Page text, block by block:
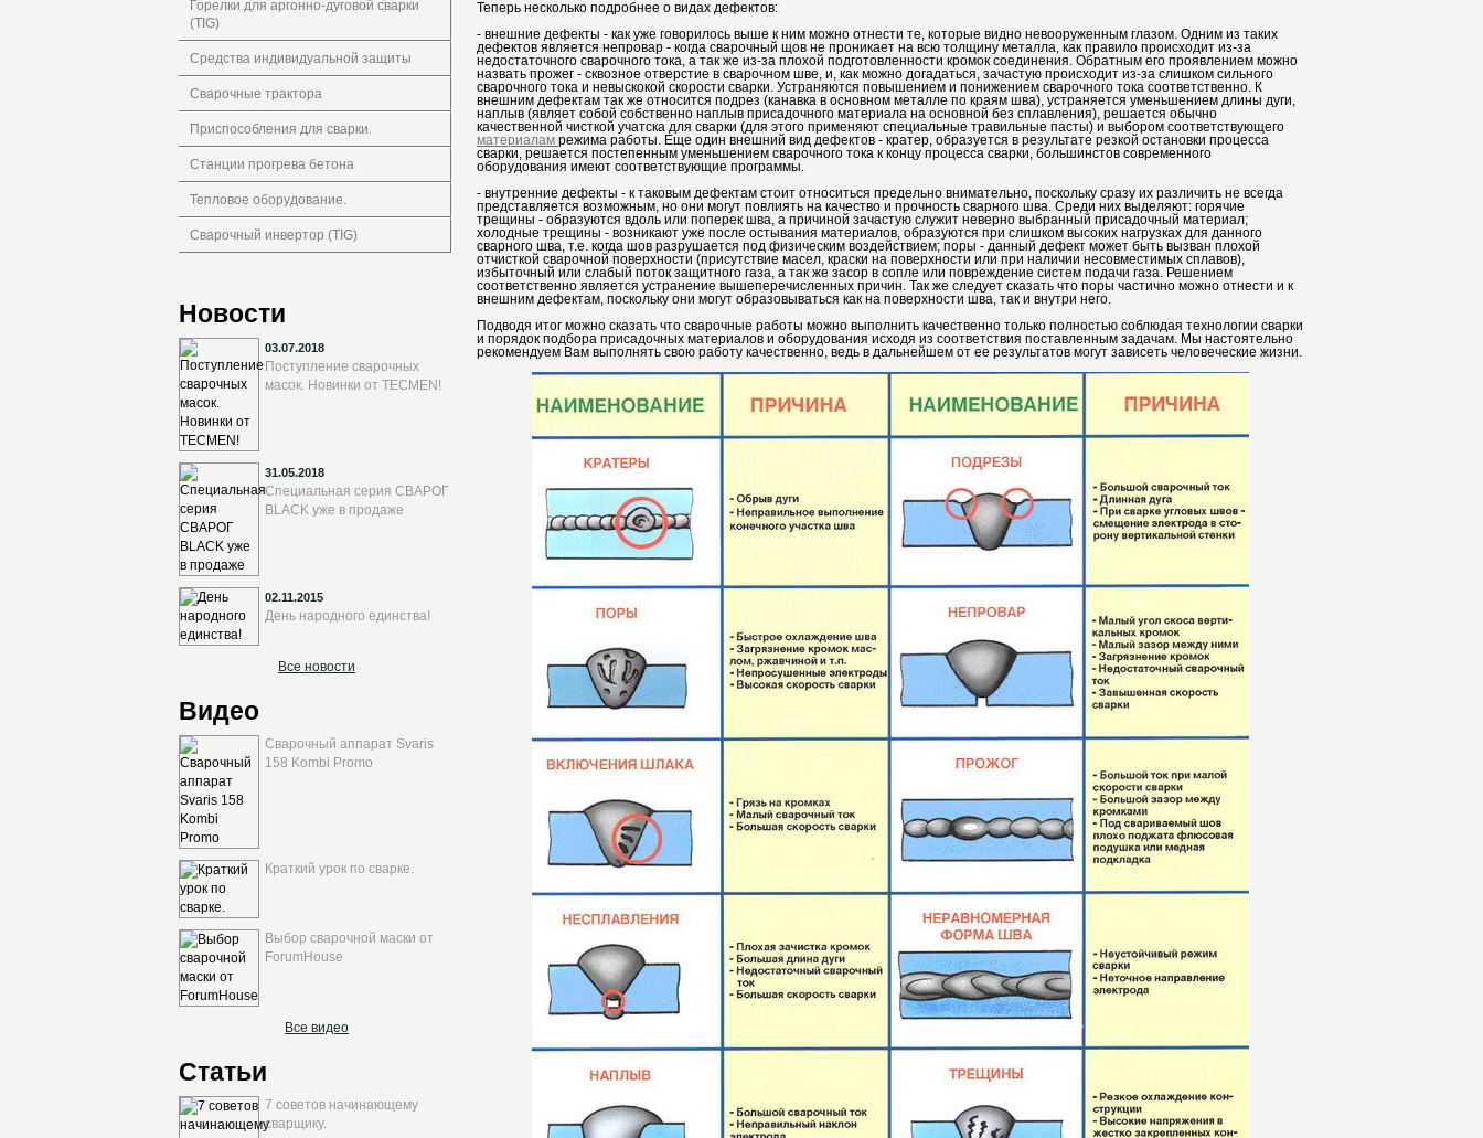
Горелки для аргонно-дуговой сварки
(TIG)
Средства индивидуальной защиты
Сварочные трактора
Приспособления для сварки.
Станции прогрева бетона
Тепловое оборудование.
Сварочный инвертор (TIG)
Новости
03.07.2018
Поступление сварочных
масок. Новинки от TECMEN!
31.05.2018
Специальная серия СВАРОГ
BLACK уже в продаже
02.11.2015
День народного единства!
Все новости
Видео
Сварочный аппарат Svaris
158 Kombi Promo
Краткий урок по сварке.
Выбор сварочной маски от
ForumHouse
Все видео
Статьи
7 советов начинающему
сварщику.
Теперь несколько подробнее о видах дефектов:
- внешние дефекты - как уже говорилось выше к ним можно отнести те, которые видно невооруженным глазом. Одним из таких
дефектов является непровар - когда сварочный щов не проникает на всю толщину металла, как правило происходит из-за
недостаточного сварочного тока, а так же из-за плохой подготовленности кромок соединения. Обратным его проявлением можно
назвать прожег - сквозное отверстие в сварочном шве, и, как можно догадаться, зачастую происходит из-за слишком сильного
сварочного тока и невыскокой скорости сварки. Устраняются повышением и понижением сварочного тока соответственно. К
внешним дефектам так же относится подрез (канавка в основном металле по краям шва), устраняется уменьшением длины дуги,
наплыв (являет собой собственно наплыв присадочного материала на основной без сплавления), решается обычно
качественной чисткой учатска для сварки (для этого применяют специальные травильные пасты) и выбором соответствующего
материалам режима работы. Еще один внешний вид дефектов - кратер, образуется в результате резкой остановки процесса
сварки, решается постепенным уменьшением сварочного тока к концу процесса сварки, большинстов современного
оборудования имеют соответствующие программы.
- внутренние дефекты - к таковым дефектам стоит относиться предельно внимательно, поскольку сразу их различить не всегда
представляется возможным, но они могут повлиять на качество и прочность сварного шва. Среди них выделяют: горячие
трещины - образуются вдоль или поперек шва, а причиной зачастую служит неверно выбранный присадочный материал;
холодные трещины - возникают уже после остывания материалов, образуются при слишком высоких нагрузках для данного
сварного шва, т.е. когда шов разрушается под физическим воздействием; поры - данный дефект может быть вызван плохой
отчисткой сварочной поверхности (присутствие масел, краски на поверхности или при наличии несовместимых сплавов),
избыточный или слабый поток защитного газа, а так же засор в сопле или повреждение систем подачи газа. Решением
соответственно является устранение вышеперечисленных причин. Так же следует сказать что поры частично можно отнести и к
внешним дефектам, поскольку они могут образовываться как на поверхности шва, так и внутри него.
Подводя итог можно сказать что сварочные работы можно выполнить качественно только полностью соблюдая технологии сварки
и порядок подбора присадочных материалов и оборудования исходя из соответствия поставленным задачам. Мы настоятельно
рекомендуем Вам выполнять свою работу качественно, ведь в дальнейшем от ее результатов могут зависеть человеческие жизни.